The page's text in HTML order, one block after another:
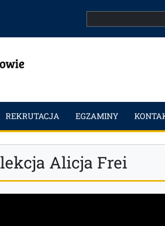
REKRUTACJA EGZAMINY
Alicja Frei